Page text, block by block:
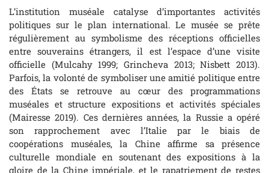
L’institution muséale catalyse d’importantes activités
politiques sur le plan international. Le musée se prête
régulièrement au symbolisme des réceptions officielles
entre souverains étrangers, il est l’espace d’une visite
officielle (Mulcahy 1999; Grincheva 2013; Nisbett 2013).
Parfois, la volonté de symboliser une amitié politique entre
des États se retrouve au cœur des programmations
muséales et structure expositions et activités spéciales
(Mairesse 2019). Ces dernières années, la Russie a opéré
son rapprochement avec l’Italie par le biais de
coopérations muséales, la Chine affirme sa présence
culturelle mondiale en soutenant des expositions à la
gloire de la Chine impériale, et le rapatriement de restes